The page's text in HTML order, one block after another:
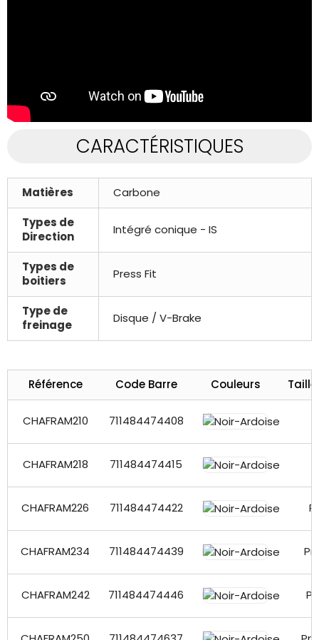
CARACTÉRISTIQUES
Matières
Carbone
Types de
Direction
Intégré conique - IS
Types de
boitiers
Press Fit
Type de
freinage
Disque / V-Brake
Référence Code Barre Couleurs
CHAFRAM210 711484474408
CHAFRAM218 711484474415
CHAFRAM226 711484474422
CHAFRAM234 711484474439
CHAFRAM242 711484474446